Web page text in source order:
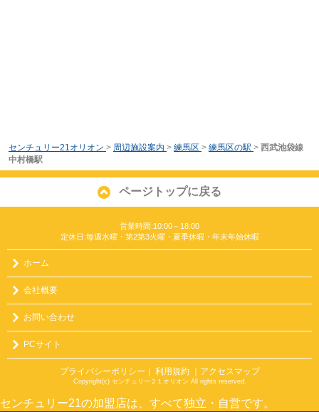
センチュリー21オリオン > 周辺施設案内 > 練馬区 > 練馬区の駅 > 西武池袋線
中村橋駅
ページトップに戻る
営業時間:10:00～18:00
定休日:毎週水曜・第2第3火曜・夏季休暇・年末年始休暇
ホーム
会社概要
お問い合わせ
PCサイト
プライバシーポリシー ｜ 利用規約 ｜アクセスマップ
Copyright(c) センチュリー２１オリオン All rights reserved.
センチュリー21の加盟店は、すべて独立・自営です。